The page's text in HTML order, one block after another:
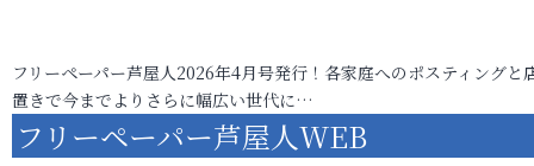
フリーペーパー芦屋人2026年4月号発行！各家庭へのポスティングと
置きで今までよりさらに幅広い世代に…
フリーペーパー芦屋人WEB